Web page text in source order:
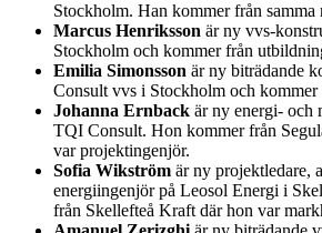
Stockholm. Han kommer från samma
Marcus Henriksson är ny vvs-
Stockholm och kommer från
Emilia Simonsson är ny biträdande
Consult vvs i Stockholm och
Johanna Ernback är ny energi- och
TQI Consult. Hon kommer från
var projektingenjör.
Sofia Wikström är ny projektledare,
energiingenjör på Leosol Energi i
från Skellefteå Kraft där hon var